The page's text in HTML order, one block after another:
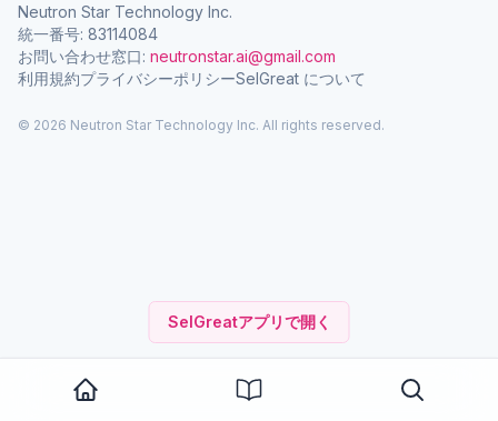
SelGreatアプリで開く
Neutron Star Technology Inc.
統一番号: 83114084
お問い合わせ窓口: neutronstar.ai@gmail.com
利用規約プライバシーポリシーSelGreat について
© 2026 Neutron Star Technology Inc. All rights reserved.